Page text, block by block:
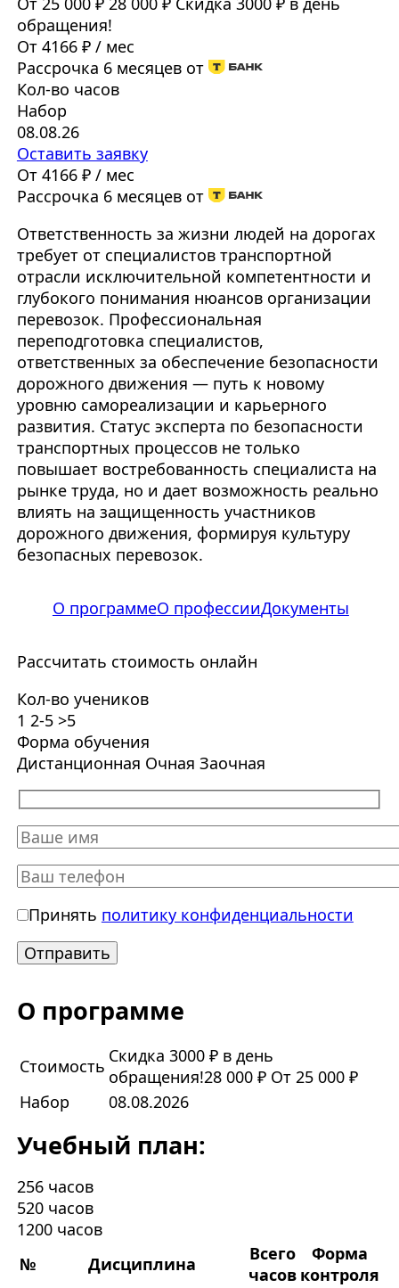
обращения!
От 4166 ₽ / мес
Рассрочка 6 месяцев от
Кол-во часов
Набор
08.08.26
Оставить заявку
От 4166 ₽ / мес
Рассрочка 6 месяцев от
Ответственность за жизни людей на дорогах
требует от специалистов транспортной
отрасли исключительной компетентности и
глубокого понимания нюансов организации
перевозок. Профессиональная
переподготовка специалистов,
ответственных за обеспечение безопасности
дорожного движения — путь к новому
уровню самореализации и карьерного
развития. Статус эксперта по безопасности
транспортных процессов не только
повышает востребованность специалиста на
рынке труда, но и дает возможность реально
влиять на защищенность участников
дорожного движения, формируя культуру
безопасных перевозок.
О программеО профессииДокументы
Рассчитать стоимость онлайн
Кол-во учеников
1 2-5 >5
Форма обучения
Дистанционная Очная Заочная
Принять политику конфиденциальности
О программе
Стоимость Скидка 3000 ₽ в день
обращения!28 000 ₽ От 25 000 ₽
Набор
08.08.2026
Учебный план:
256 часов
520 часов
1200 часов
№
Дисциплина
Всего
часов
Форма
контроля